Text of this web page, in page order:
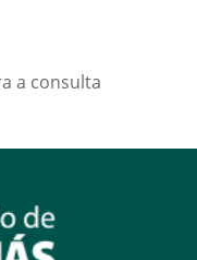
a consulta